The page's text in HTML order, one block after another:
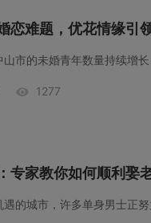
恋难题，优花情缘引
1277
专家教你如何顺利娶